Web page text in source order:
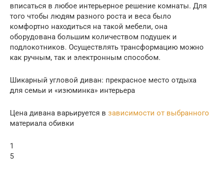
вписаться в любое интерьерное решение комнаты. Для
того чтобы людям разного роста и веса было
комфортно находиться на такой мебели, она
оборудована большим количеством подушек и
подлокотников. Осуществлять трансформацию можно
как ручным, так и электронным способом.
Шикарный угловой диван: прекрасное место отдыха
для семьи и «изюминка» интерьера
Цена дивана варьируется в зависимости от выбранного
материала обивки
1
5